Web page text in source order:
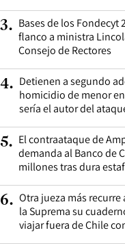
3. Bases de los Fondecyt
flanco a ministra
Consejo de Rectores
4. Detienen a segundo
homicidio de menor
sería el autor del
5. El contraataque de
demanda al Banco de
millones tras dura
6. Otra jueza más recurre
la Suprema su
viajar fuera de Chile